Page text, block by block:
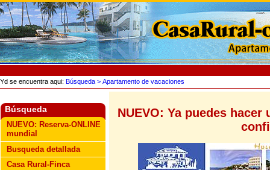
Yd se encuentra aqui: Búsqueda > Apartamento de vacaciones
Búsqueda
NUEVO: Reserva-ONLINE
mundial
Busqueda detallada
Casa Rural-Finca
NUEVO: Ya puedes